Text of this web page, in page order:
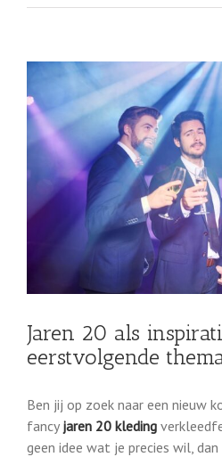
View
Larger
Image
Jaren 20 als
eerstvolgende
Ben jij op zoek naar een nieuw
fancy jaren 20 kleding
geen idee wat je precies wil,